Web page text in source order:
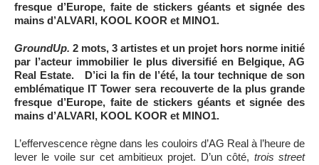
fresque d’Europe, faite de stickers géants et signée des
mains d’ALVARI, KOOL KOOR et MINO1.
GroundUp. 2 mots, 3 artistes et un projet hors norme initié
par l’acteur immobilier le plus diversifié en Belgique, AG
Real Estate. D’ici la fin de l’été, la tour technique de son
emblématique IT Tower sera recouverte de la plus grande
fresque d’Europe, faite de stickers géants et signée des
mains d’ALVARI, KOOL KOOR et MINO1.
L’effervescence règne dans les couloirs d’AG Real à l’heure de
lever le voile sur cet ambitieux projet. D’un côté, trois street